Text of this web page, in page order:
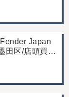
Japan
田区/店頭買